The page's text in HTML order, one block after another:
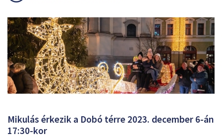
Mikulás érkezik a Dobó térre 2023. december 6-án
17:30-kor